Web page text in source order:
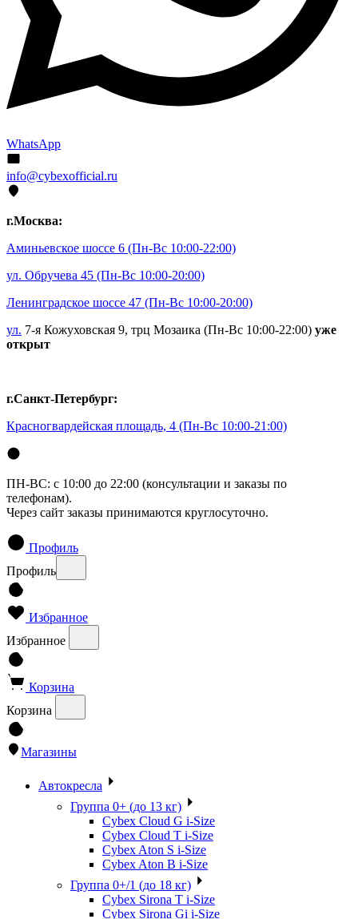
WhatsApp
info@cybexofficial.ru
г.Москва:
Аминьевское шоссе 6 (Пн-Вс 10:00-22:00)
ул. Обручева 45 (Пн-Вс 10:00-20:00)
Ленинградское шоссе 47 (Пн-Вс 10:00-20:00)
ул. 7-я Кожуховская 9, трц Мозаика (Пн-Вс 10:00-22:00) уже
открыт
г.Санкт-Петербург:
Красногвардейская площадь, 4 (Пн-Вс 10:00-21:00)
ПН-ВС: с 10:00 до 22:00 (консультации и заказы по
телефонам).
Через сайт заказы принимаются круглосуточно.
Профиль
Профиль
Избранное
Избранное
Корзина
Корзина
Магазины
Автокресла
Группа 0+ (до 13 кг)
Cybex Cloud G i-Size
Cybex Cloud T i-Size
Cybex Aton S i-Size
Cybex Aton B i-Size
Группа 0+/1 (до 18 кг)
Cybex Sirona T i-Size
Cybex Sirona Gi i-Size